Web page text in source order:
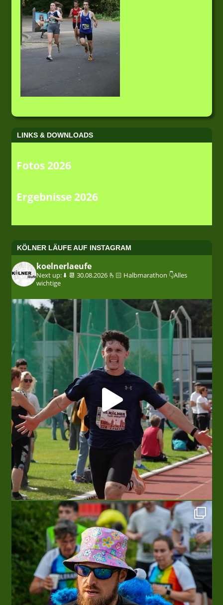
LINKS & DOWNLOADS
Fotos 2026
Ergebnisse 2026
KÖLNER LÄUFE AUF INSTAGRAM
koelnerlaeufe
Next up: ⬇️ 📆 30.08.2026 🫰🏻 Halbmarathon 👇Alles
wichtige